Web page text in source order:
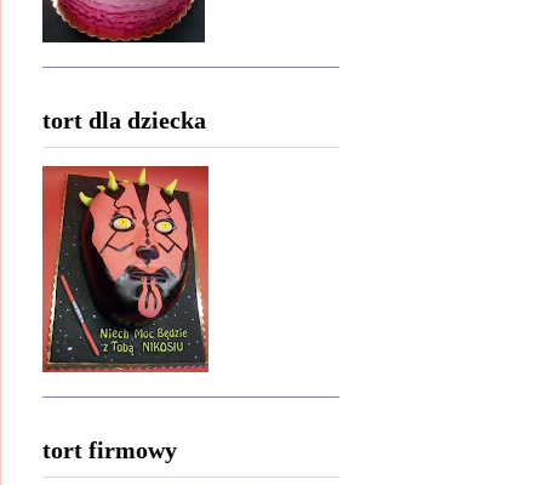
tort dla dziecka
tort firmowy